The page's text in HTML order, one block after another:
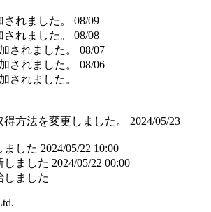
れました。
08/09
れました。
08/08
されました。
08/07
されました。
08/06
されました。
方法を変更しました。
2024/05/23
ました 2024/05/22 10:00
しました 2024/05/22 00:00
しました